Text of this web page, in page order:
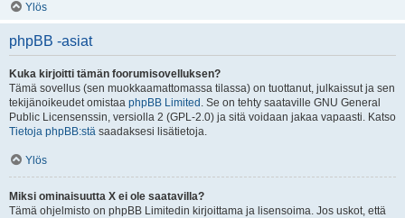
Ylös
phpBB -asiat
Kuka kirjoitti tämän foorumisovelluksen?
Tämä sovellus (sen muokkaamattomassa tilassa) on tuottanut, julkaissut ja sen
tekijänoikeudet omistaa phpBB Limited . Se on tehty saataville GNU General
Public Licensenssin, versiolla 2 (GPL-2.0) ja sitä voidaan jakaa vapaasti. Katso
Tietoja phpBB:stä saadaksesi lisätietoja.
Ylös
Miksi ominaisuutta X ei ole saatavilla?
Tämä ohjelmisto on phpBB Limitedin kirjoittama ja lisensoima. Jos uskot, että